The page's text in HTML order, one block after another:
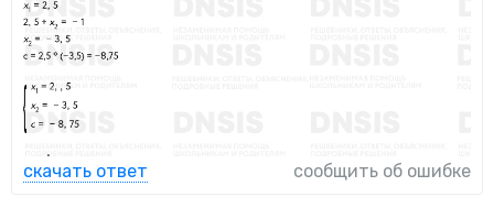
скачать ответ сообщить об ошибке